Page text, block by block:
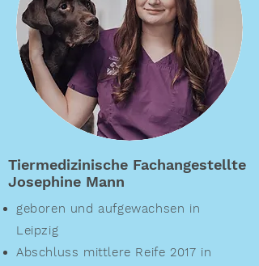
Tiermedizinische Fachangestellte
Josephine Mann
geboren und aufgewachsen in
Leipzig
Abschluss mittlere Reife 2017 in